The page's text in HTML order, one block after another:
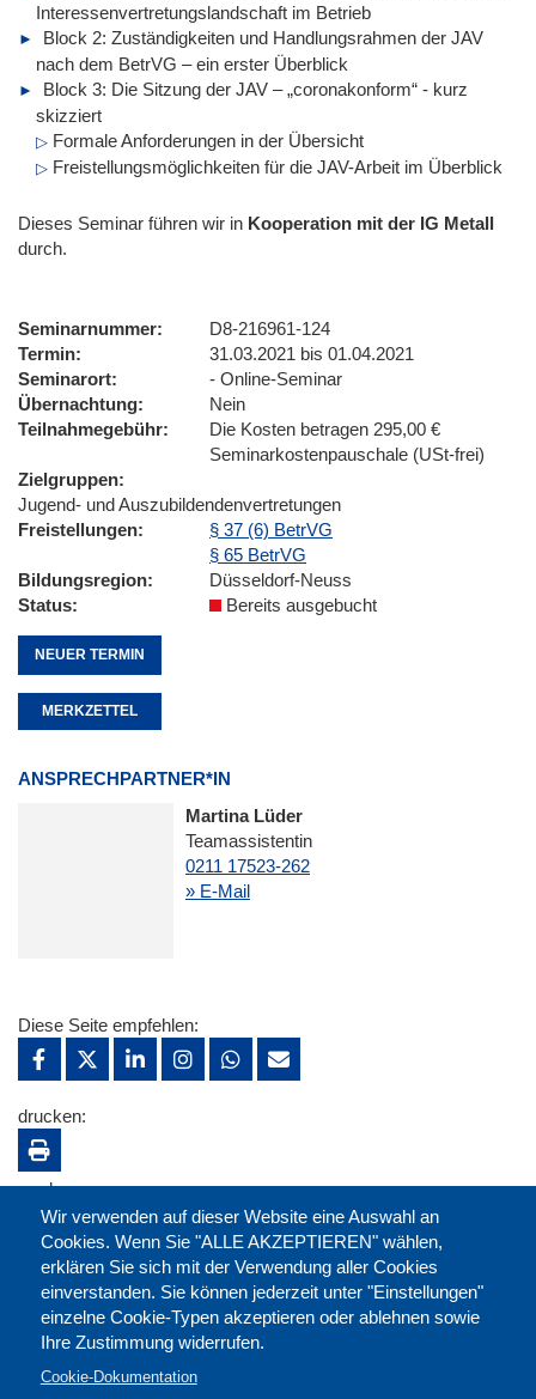
Interessenvertretungslandschaft im Betrieb
Block 2: Zuständigkeiten und Handlungsrahmen der JAV
nach dem BetrVG – ein erster Überblick
Block 3: Die Sitzung der JAV – „coronakonform“ - kurz
skizziert
Formale Anforderungen in der Übersicht
Freistellungsmöglichkeiten für die JAV-Arbeit im Überblick
Dieses Seminar führen wir in Kooperation mit der IG Metall
durch.
Seminarnummer
D8-216961-124
Termin
31.03.2021 bis 01.04.2021
Seminarort
- Online-Seminar
Übernachtung
Nein
Teilnahmegebühr
Die Kosten betragen 295,00 €
Seminarkostenpauschale (USt-frei)
Zielgruppen
Jugend- und Auszubildendenvertretungen
Freistellungen
§ 37 (6) BetrVG
§ 65 BetrVG
Bildungsregion
Düsseldorf-Neuss
Status
Bereits ausgebucht
NEUER TERMIN
MERKZETTEL
ANSPRECHPARTNER*IN
Martina Lüder
Teamassistentin
0211 17523-262
» E-Mail
Wir verwenden auf dieser Website eine Auswahl an
Cookies. Wenn Sie "ALLE AKZEPTIEREN" wählen,
erklären Sie sich mit der Verwendung aller Cookies
einverstanden. Sie können jederzeit unter "Einstellungen"
einzelne Cookie-Typen akzeptieren oder ablehnen sowie
Ihre Zustimmung widerrufen.
Cookie-Dokumentation
Diese Seite empfehlen:
drucken:
merken: